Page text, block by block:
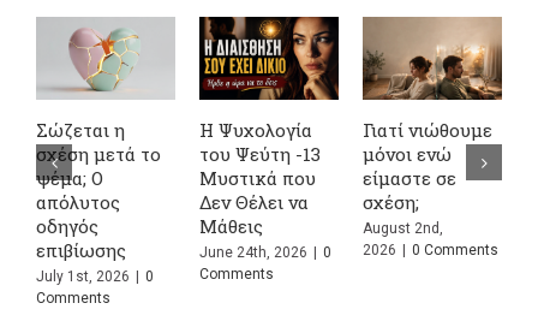
Σώζεται η
σχέση μετά το
ψέμα; Ο
απόλυτος
οδηγός
επιβίωσης
July 1st, 2026
0
Comments
Η Ψυχολογία
του Ψεύτη -13
Μυστικά που
Δεν Θέλει να
Μάθεις
June 24th, 2026
0
Comments
Γιατί νιώθουμε
μόνοι ενώ
είμαστε σε
σχέση;
August 2nd,
2026
0 Comments